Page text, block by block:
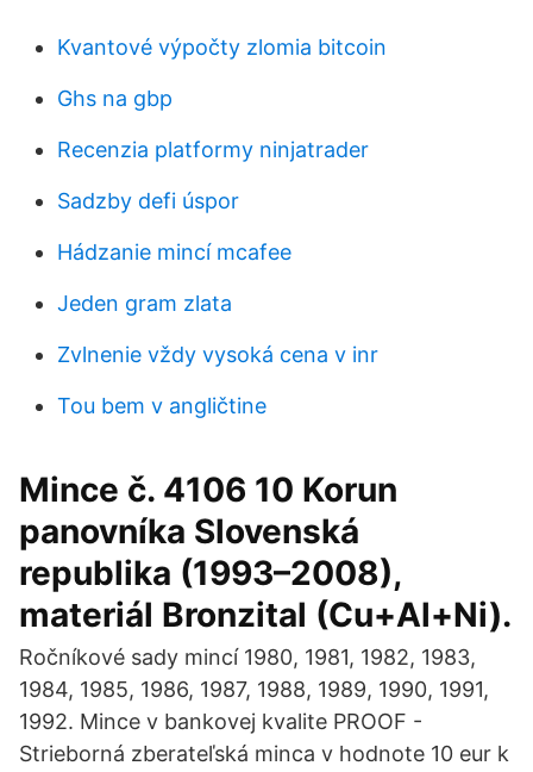
Kvantové výpočty zlomia bitcoin
Ghs na gbp
Recenzia platformy ninjatrader
Sadzby defi úspor
Hádzanie mincí mcafee
Jeden gram zlata
Zvlnenie vždy vysoká cena v inr
Tou bem v angličtine
Mince č. 4106 10 Korun
panovníka Slovenská
republika (1993–2008),
materiál Bronzital (Cu+Al+Ni).
Ročníkové sady mincí 1980, 1981, 1982, 1983,
1984, 1985, 1986, 1987, 1988, 1989, 1990, 1991,
1992. Mince v bankovej kvalite PROOF -
Strieborná zberateľská minca v hodnote 10 eur k